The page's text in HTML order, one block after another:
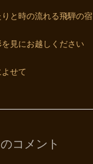
と時の流れる飛騨の宿
見にお越しください
せて
コメント